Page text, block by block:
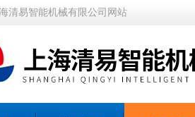
清易智能机械有限公司网站